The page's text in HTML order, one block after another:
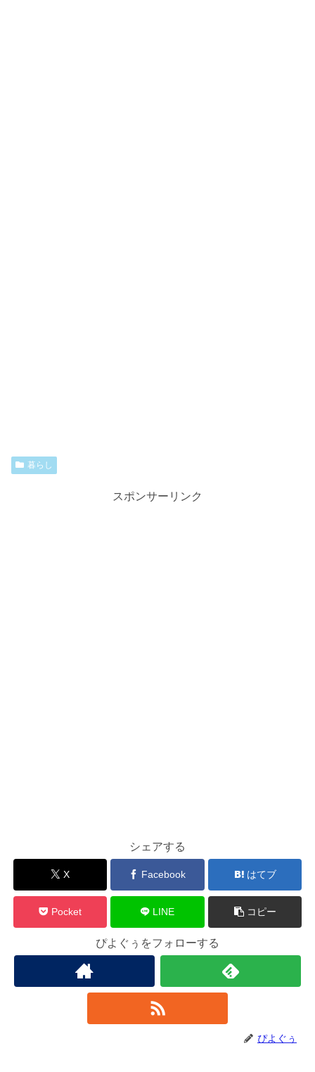
暮らし
スポンサーリンク
シェアする
X Facebook はてブ
Pocket LINE コピー
ぴよぐぅをフォローする
ぴよぐぅ